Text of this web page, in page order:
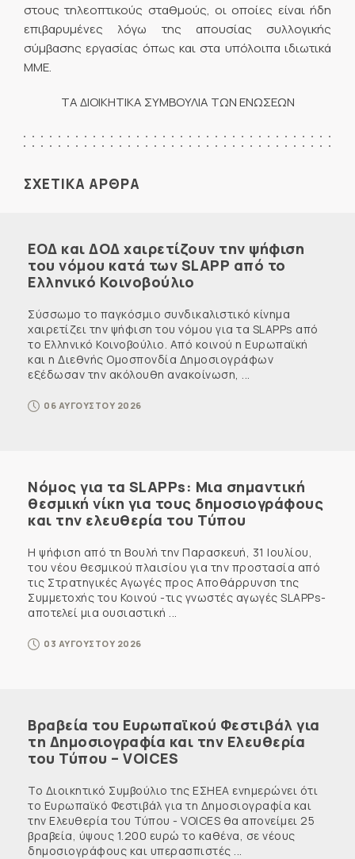
στους τηλεοπτικούς σταθμούς, οι οποίες είναι ήδη
επιβαρυμένες λόγω της απουσίας συλλογικής
σύμβασης εργασίας όπως και στα υπόλοιπα ιδιωτικά
ΜΜΕ.
ΤΑ ΔΙΟΙΚΗΤΙΚΑ ΣΥΜΒΟΥΛΙΑ ΤΩΝ ΕΝΩΣΕΩΝ
ΣΧΕΤΙΚΑ ΑΡΘΡΑ
ΕΟΔ και ΔΟΔ χαιρετίζουν την ψήφιση
του νόμου κατά των SLAPP από το
Ελληνικό Κοινοβούλιο
Σύσσωμο το παγκόσμιο συνδικαλιστικό κίνημα
χαιρετίζει την ψήφιση του νόμου για τα SLAPPs από
το Ελληνικό Κοινοβούλιο. Από κοινού η Ευρωπαϊκή
και η Διεθνής Ομοσπονδία Δημοσιογράφων
εξέδωσαν την ακόλουθη ανακοίνωση, ...
06 ΑΥΓΟΥΣΤΟΥ 2026
Νόμος για τα SLAPPs: Μια σημαντική
θεσμική νίκη για τους δημοσιογράφους
και την ελευθερία του Τύπου
Η ψήφιση από τη Βουλή την Παρασκευή, 31 Ιουλίου,
του νέου θεσμικού πλαισίου για την προστασία από
τις Στρατηγικές Αγωγές προς Αποθάρρυνση της
Συμμετοχής του Κοινού -τις γνωστές αγωγές SLAPPs-
αποτελεί μια ουσιαστική ...
03 ΑΥΓΟΥΣΤΟΥ 2026
Βραβεία του Ευρωπαϊκού Φεστιβάλ για
τη Δημοσιογραφία και την Ελευθερία
του Τύπου – VOICES
Το Διοικητικό Συμβούλιο της ΕΣΗΕΑ ενημερώνει ότι
το Ευρωπαϊκό Φεστιβάλ για τη Δημοσιογραφία και
την Ελευθερία του Τύπου - VOICES θα απονείμει 25
βραβεία, ύψους 1.200 ευρώ το καθένα, σε νέους
δημοσιογράφους και υπερασπιστές ...